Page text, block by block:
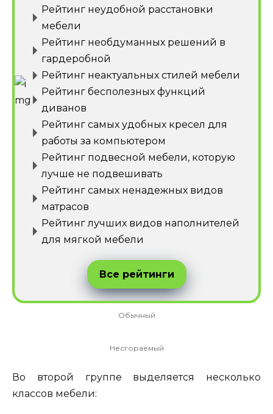
Рейтинг неудобной расстановки
мебели
Рейтинг необдуманных решений в
гардеробной
Рейтинг неактуальных стилей мебели
Рейтинг бесполезных функций
диванов
Рейтинг самых удобных кресел для
работы за компьютером
Рейтинг подвесной мебели, которую
лучше не подвешивать
Рейтинг самых ненадежных видов
матрасов
Рейтинг лучших видов наполнителей
для мягкой мебели
Все рейтинги
Обычный
Несгораемый
Во второй группе выделяется несколько
классов мебели: